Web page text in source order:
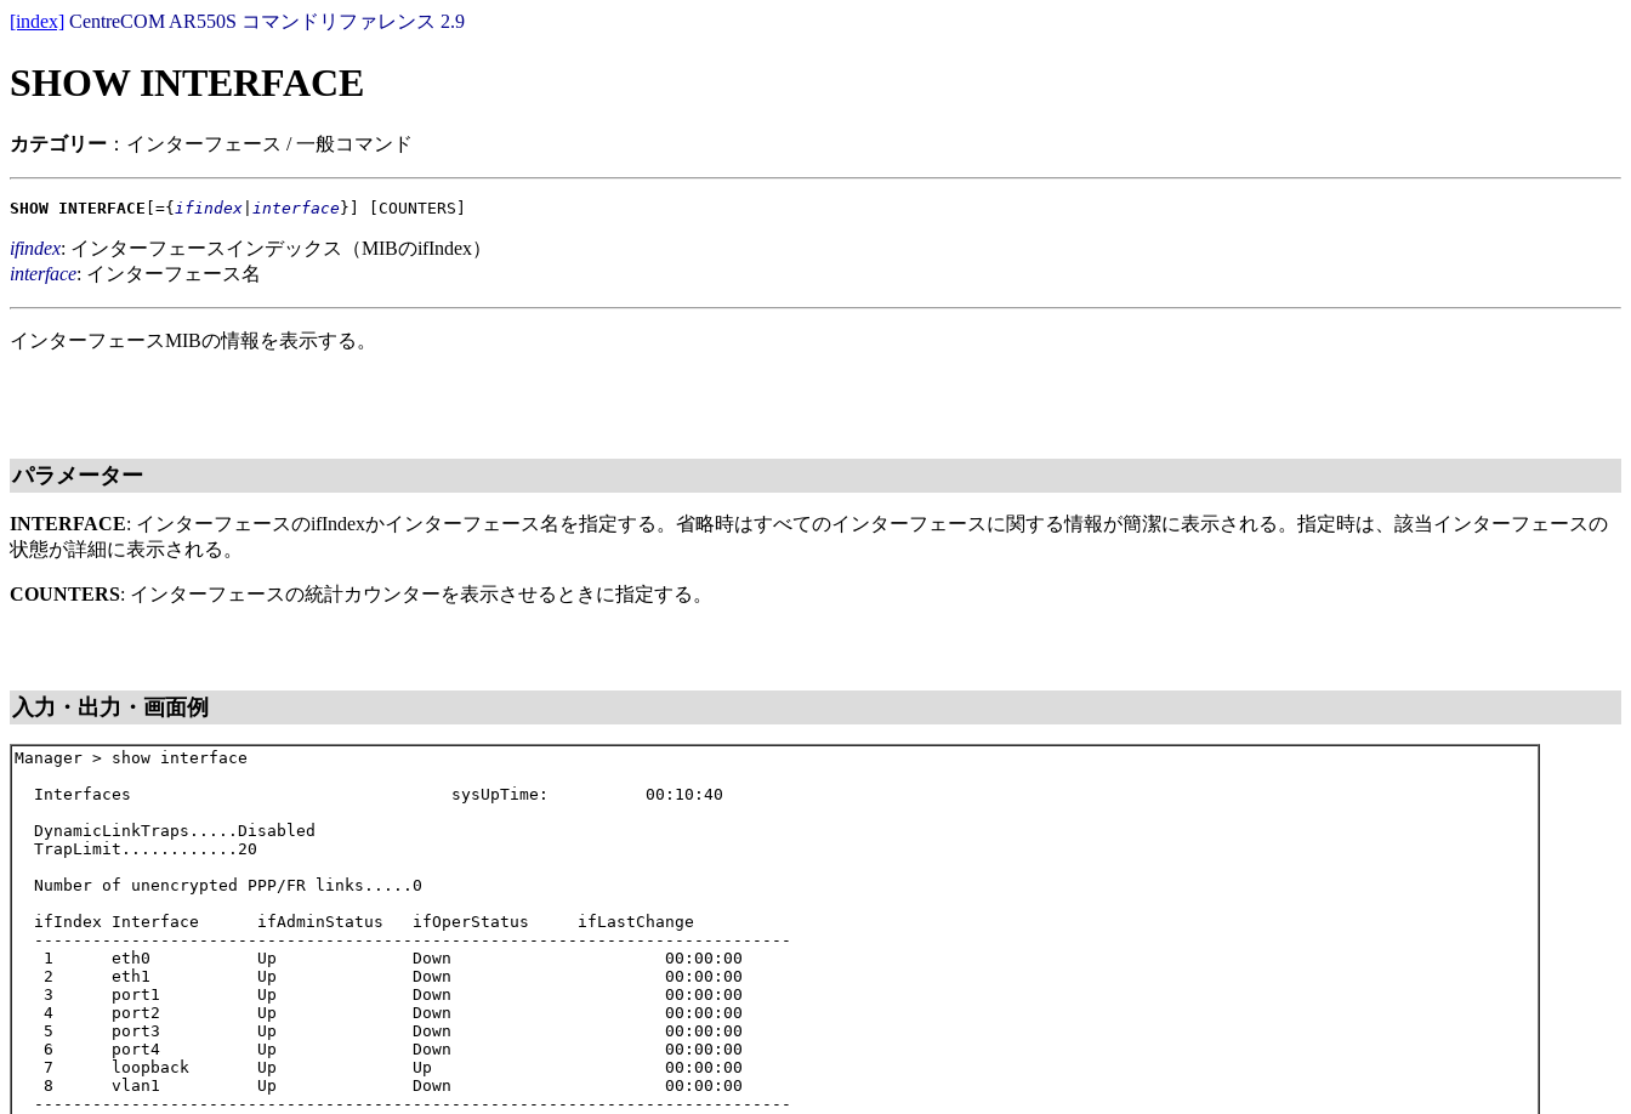
[index] CentreCOM AR550S コマンドリファレンス 2.9
SHOW INTERFACE
カテゴリー ：インターフェース / 一般コマンド
SHOW INTERFACE [={ ifindex interface }] [COUNTERS]
ifindex: インターフェースインデックス（MIBのifIndex）
interface: インターフェース名
インターフェースMIBの情報を表示する。
パラメーター
INTERFACE: インターフェースのifIndexかインターフェース名を指定する。省略時はすべてのインターフェースに関する情報が簡潔に表示される。指定時は、該当インターフェースの
状態が詳細に表示される。
COUNTERS: インターフェースの統計カウンターを表示させるときに指定する。
入力・出力・画面例
Manager > show interface
  Interfaces                                 sysUpTime:          00:10:40
  DynamicLinkTraps.....Disabled
  TrapLimit............20
  Number of unencrypted PPP/FR links.....0
  ifIndex Interface      ifAdminStatus   ifOperStatus     ifLastChange
  ------------------------------------------------------------------------------
   1      eth0           Up              Down                      00:00:00
   2      eth1           Up              Down                      00:00:00
   3      port1          Up              Down                      00:00:00
   4      port2          Up              Down                      00:00:00
   5      port3          Up              Down                      00:00:00
   6      port4          Up              Down                      00:00:00
   7      loopback       Up              Up                        00:00:00
   8      vlan1          Up              Down                      00:00:00
  ------------------------------------------------------------------------------